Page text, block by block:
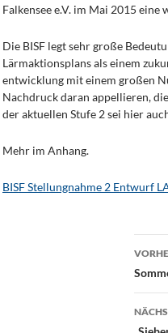
Falkensee e.V. im Mai 2015
Die BISF legt sehr große
Lärmaktionsplans als einem
entwicklung mit einem großen
Nachdruck daran appellieren,
der aktuellen Stufe 2 sei hier
Mehr im Anhang.
BISF Stellungnahme 2 Entwurf